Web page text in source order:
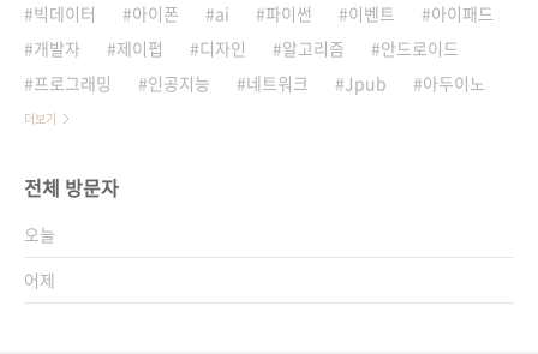
빅데이터
아이폰 ai 파이썬 이벤트
아이패드
개발자
제이펍 디자인 알고리즘
안드로이드
프로그래밍
인공지능 네트워크 Jpub 아두이노
더보기
전체 방문자
오늘
어제